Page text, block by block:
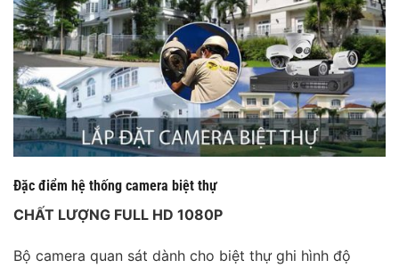
Đặc điểm hệ thống camera biệt thự
CHẤT LƯỢNG FULL HD 1080P
Bộ camera quan sát dành cho biệt thự ghi hình độ